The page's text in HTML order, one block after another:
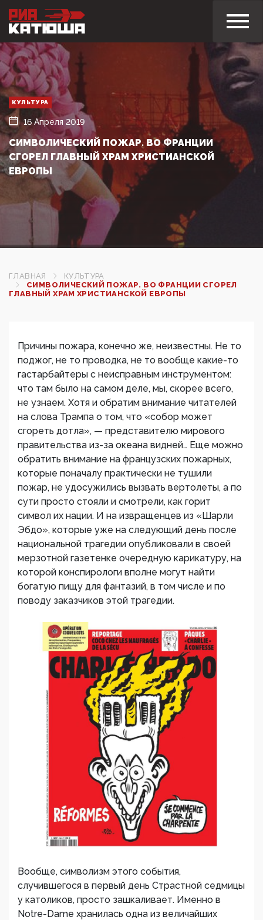
КУЛЬТУРА
16 Апреля 2019
СИМВОЛИЧЕСКИЙ ПОЖАР. ВО ФРАНЦИИ
СГОРЕЛ ГЛАВНЫЙ ХРАМ ХРИСТИАНСКОЙ
ЕВРОПЫ
ГЛАВНАЯ
КУЛЬТУРА
СИМВОЛИЧЕСКИЙ ПОЖАР. ВО ФРАНЦИИ СГОРЕЛ
ГЛАВНЫЙ ХРАМ ХРИСТИАНСКОЙ ЕВРОПЫ
Причины пожара, конечно же, неизвестны. Не то
поджог, не то проводка, не то вообще какие-то
гастарбайтеры с неисправным инструментом:
что там было на самом деле, мы, скорее всего,
не узнаем. Хотя и обратим внимание читателей
на слова Трампа о том, что «собор может
сгореть дотла», — представителю мирового
правительства из-за океана видней… Еще можно
обратить внимание на французских пожарных,
которые поначалу практически не тушили
пожар, не удосужились вызвать вертолеты, а по
сути просто стояли и смотрели, как горит
символ их нации. И на извращенцев из «Шарли
Эбдо», которые уже на следующий день после
национальной трагедии опубликовали в своей
мерзотной газетенке очередную карикатуру, на
которой конспирологи вполне могут найти
богатую пищу для фантазий, в том числе и по
поводу заказчиков этой трагедии.
Вообще, символизм этого события,
случившегося в первый день Страстной седмицы
у католиков, просто зашкаливает. Именно в
Notre-Dame хранилась одна из величайших